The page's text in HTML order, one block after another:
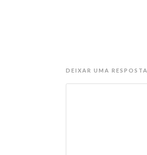
DEIXAR UMA RESPOSTA